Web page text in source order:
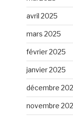
avril 2025
mars 2025
février 2025
janvier 2025
décembre
novembre